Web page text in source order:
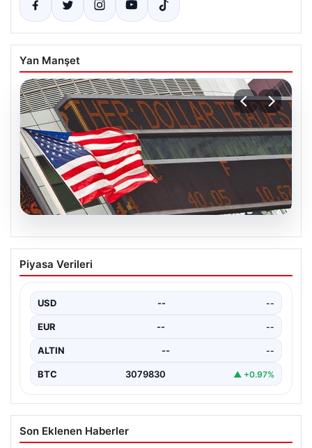
Yan Manşet
04.08.2026
FED faiz kararı ne zaman açıklanacak?
Nisan ayı faiz beklentisi belli oldu
Piyasa Verileri
USD -- --
EUR -- --
ALTIN -- --
BTC 3079830 ▲ +0.97%
Son Eklenen Haberler